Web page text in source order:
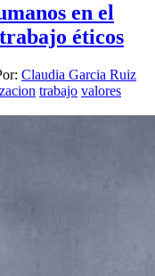
en el
éticos
Claudia Garcia Ruiz
trabajo valores